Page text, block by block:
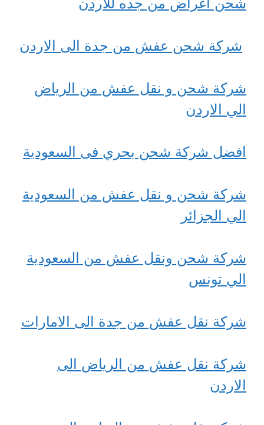
شركة شحن عفش من جدة الى الاردن
شركة شحن و نقل عفش من الرياض
الي الاردن
افضل شركة شحن بحري فى السعودية
شركة شحن و نقل عفش من السعودية
الي الجزائر
شركة شحن ونقل عفش من السعودية
الي تونس
شركة نقل عفش من جدة الى الامارات
شركة نقل عفش من الرياض الى
الاردن